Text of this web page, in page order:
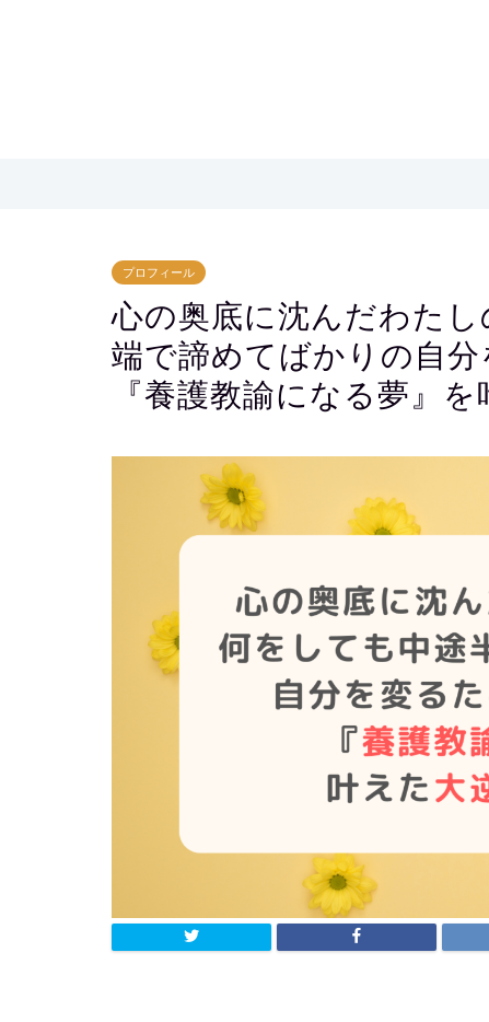
プロフィール
心の奥底に沈んだわたし
端で諦めてばかりの自
『養護教諭になる夢』